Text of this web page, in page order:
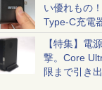
い優れもの
Type-C充電
ったこと
【特集】電
撃。Core
限まで引き